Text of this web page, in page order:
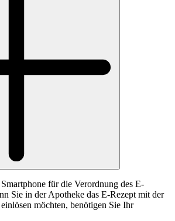
für die Verordnung des E-
Sie in der Apotheke das E-Rezept mit der
möchten, benötigen Sie Ihr